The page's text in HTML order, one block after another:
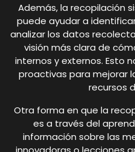
Además, la recopilación
puede ayudar a
analizar los datos
visión más clara de
internos y externos. Esto
proactivas para mejorar
recursos
Otra forma en que la
es a través del
información sobre las